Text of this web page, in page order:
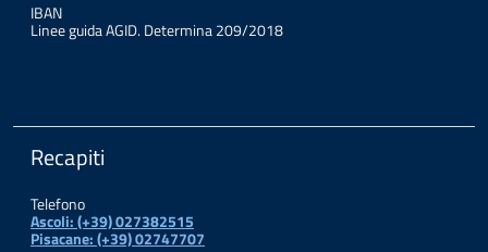
IBAN
Linee guida AGID. Determina 209/2018
Recapiti
Telefono
Ascoli: (+39) 027382515
Pisacane: (+39) 02747707